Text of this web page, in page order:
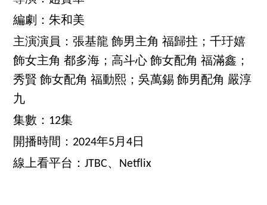
編劇：朱和美
主演演員：張基龍 飾男主角 福歸拄；千玗嬉
飾女主角 都多海；高斗心 飾女配角 福滿鑫；
秀賢 飾女配角 福動熙；吳萬錫 飾男配角 嚴淳
九
集數：12集
開播時間：2024年5月4日
線上看平台：JTBC、Netflix